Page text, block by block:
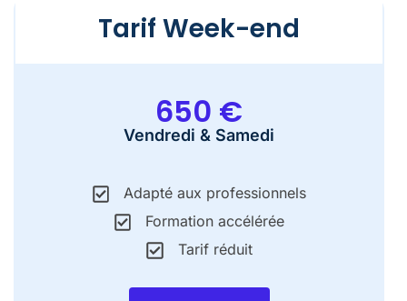
Tarif Week-end
650 €
Vendredi & Samedi
Adapté aux professionnels
Formation accélérée
Tarif réduit